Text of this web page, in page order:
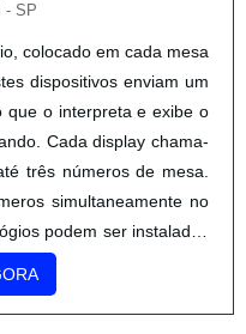
- SP
colocado em cada mesa
dispositivos enviam um
que o interpreta e exibe o
Cada display chama-
três números de mesa.
simultaneamente no
podem ser instalados
qu...